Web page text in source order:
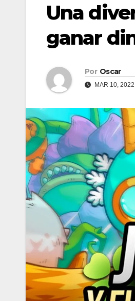
Una
ganar
Por Oscar
MAR 10, 2022